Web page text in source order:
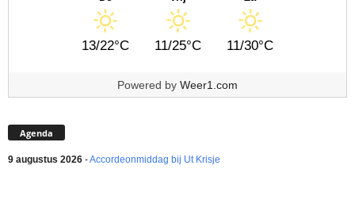
13/22°C 11/25°C 11/30°C
Powered by Weer1.com
Agenda
9 augustus 2026 -Accordeonmiddag bij Ut Krisje